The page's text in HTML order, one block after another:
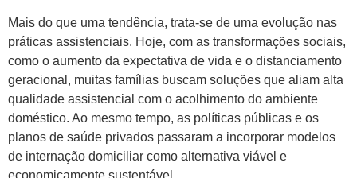
Mais do que uma tendência, trata-se de uma evolução nas
práticas assistenciais. Hoje, com as transformações sociais,
como o aumento da expectativa de vida e o distanciamento
geracional, muitas famílias buscam soluções que aliam alta
qualidade assistencial com o acolhimento do ambiente
doméstico. Ao mesmo tempo, as políticas públicas e os
planos de saúde privados passaram a incorporar modelos
de internação domiciliar como alternativa viável e